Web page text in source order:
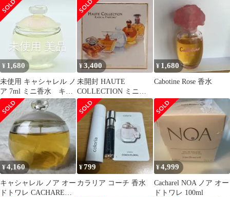
¥ 1,680
未使用 キャシャレル ノ
ア 7ml ミニ香水 キャ
シャレルノア NOA
¥3,400
未開封 HAUTE
COLLECTION ミニ香
水5本セット トレゾア
ランコム
¥ 1,680
Cabotine Rose 香水
¥4,160
キャシャレル ノア オー
ドトワレ CACHAREL
¥799
カラリア コーチ 香水
¥4,999
Cacharel NOA ノア オー
ドトワレ 100ml